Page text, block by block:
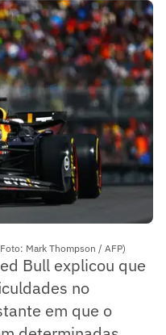
Mark Thompson / AFP)
Bull explicou que
no
em que o